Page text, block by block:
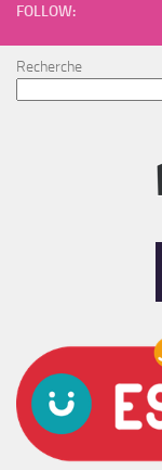
FOLLOW:
Recherche